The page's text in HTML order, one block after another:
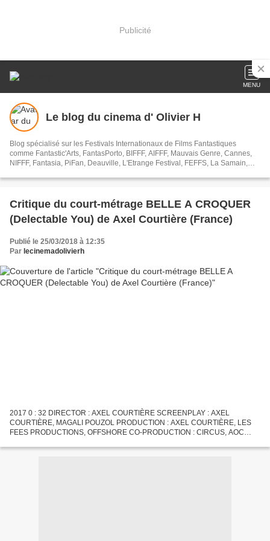
Publicité
MENU
Le blog du cinema d' Olivier H
Blog spécialisé sur les Festivals Internationaux de Films Fantastiques
comme Fantastic'Arts, FantasPorto, BIFFF, AIFFF, Mauvais Genre, Cannes,
NIFFF, Fantasia, PiFan, Deauville, L'Etrange Festival, FEFFS, La Samain,
Critique du court-métrage BELLE A CROQUER
(Delectable You) de Axel Courtière (France)
Publié le 25/03/2018 à 12:35
Par lecinemadolivierh
2017 0 : 32 DIRECTOR : AXEL COURTIÈRE SCREENPLAY : AXEL
COURTIÈRE, MAGALI POUZOL PRODUCTION : AXEL COURTIÈRE, LES
FEES PRODUCTIONS, OFFSHORE CO-PRODUCTION : CIRCUS, AOC
CROQUER (Delectable...